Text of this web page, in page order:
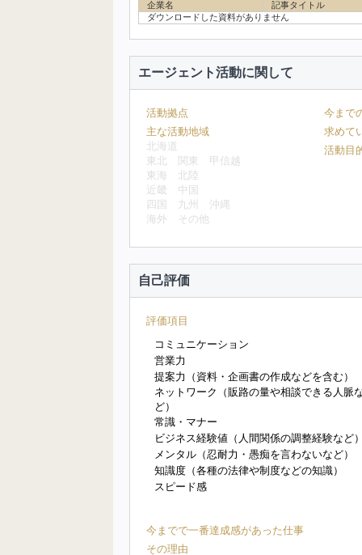
企業名
記事タイトル
ダウンロードした資料がありません
エージェント活動に関して
活動拠点
主な活動地域
北海道
東北
関東
甲信越
東海
北陸
近畿
中国
四国
九州
沖縄
海外
その他
今まで
求めて
活動目
自己評価
評価項目
コミュニケーション
営業力
提案力（資料・企画書の作成などを含む）
ネットワーク（販路の量や相談できる人脈
ど）
常識・マナー
ビジネス経験値（人間関係の調整経験など
メンタル（忍耐力・愚痴を言わないなど）
知識度（各種の法律や制度などの知識）
スピード感
今までで一番達成感があった仕事
その理由